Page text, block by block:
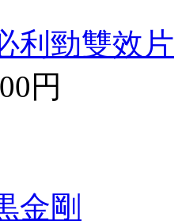
利勁雙效片
円
金剛